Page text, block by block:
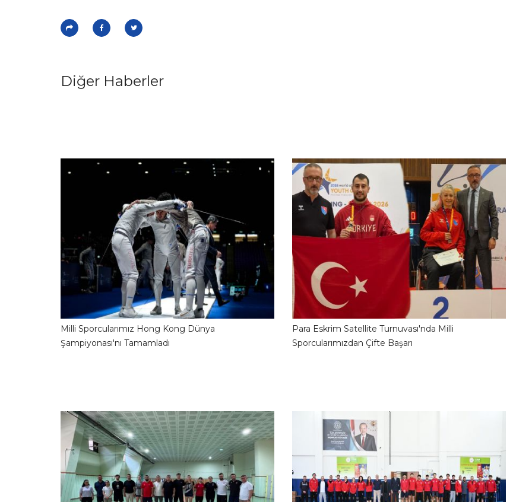
Diğer Haberler
31.07.2026 09:04:12
Milli Sporcularımız Hong Kong Dünya
Şampiyonası'nı Tamamladı
23.06.2026 10:01:18
Para Eskrim Satellite Turnuvası'nda Milli
Sporcularımızdan Çifte Başarı